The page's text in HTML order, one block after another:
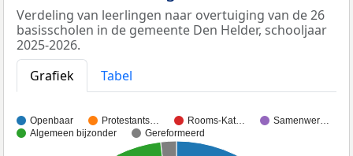
Verdeling van leerlingen naar overtuiging van de 26
basisscholen in de gemeente Den Helder, schooljaar
2025-2026.
Grafiek
Tabel
Openbaar Protestants… Rooms-Kat…
Samenwer…
Algemeen bijzonder
Gereformeerd